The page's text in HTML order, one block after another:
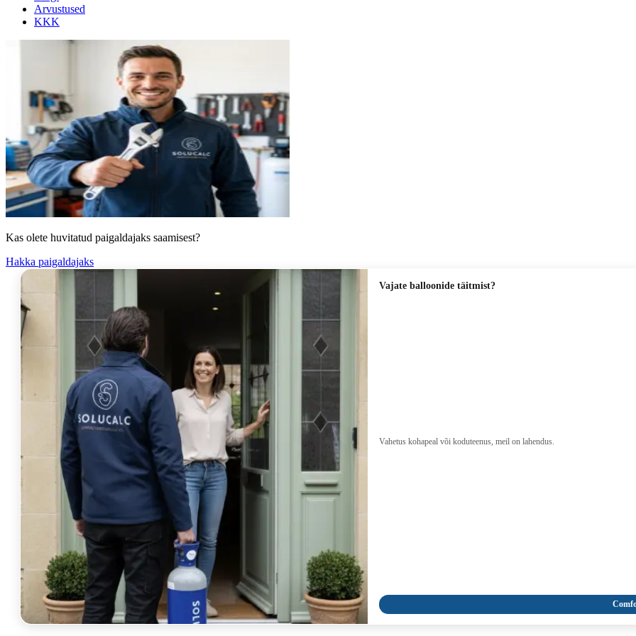
Arvustused
KKK
Kas olete huvitatud paigaldajaks saamisest?
Hakka paigaldajaks
Vajate balloonide täitmist?
Vahetus kohapeal või koduteenus, meil on lahendus.